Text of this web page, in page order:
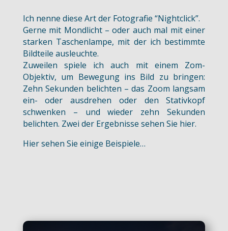
Ich nenne diese Art der Fotografie “Nightclick”.
Gerne mit Mondlicht – oder auch mal mit einer
starken Taschenlampe, mit der ich bestimmte
Bildteile ausleuchte.
Zuweilen spiele ich auch mit einem Zom-
Objektiv, um Bewegung ins Bild zu bringen:
Zehn Sekunden belichten – das Zoom langsam
ein- oder ausdrehen oder den Stativkopf
schwenken – und wieder zehn Sekunden
belichten. Zwei der Ergebnisse sehen Sie hier.
Hier sehen Sie einige Beispiele…